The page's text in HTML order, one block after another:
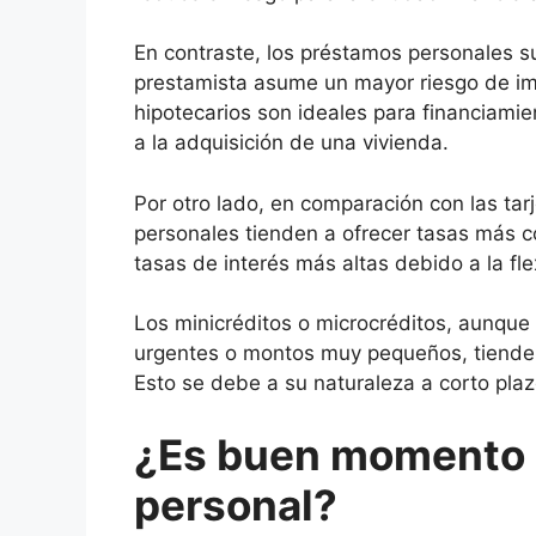
En contraste, los préstamos personales
prestamista asume un mayor riesgo de
hipotecarios son ideales para
a la adquisición de una vivienda.
Por otro lado, en comparación con las
personales tienden a ofrecer tasas más
tasas de interés más altas debido a la
Los minicréditos o microcréditos,
urgentes o montos muy pequeños,
Esto se debe a su naturaleza a corto
¿Es buen
personal?